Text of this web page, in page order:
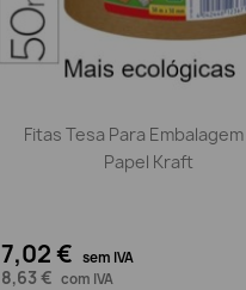
Vista rápida
Fitas Tesa Para Embalagem
Papel Kraft
7,02 € sem IVA
8,63 € com IVA